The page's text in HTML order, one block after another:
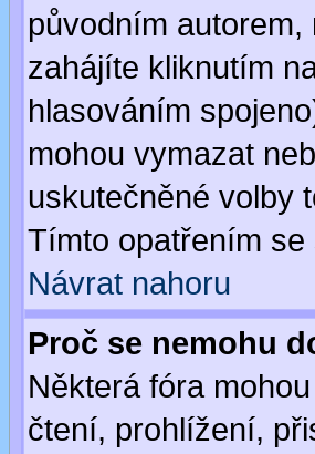
původním
zahájíte kliknutím
hlasováním
mohou vymazat
uskutečněné volby
Tímto opatřením
Návrat nahoru
Proč se nemohu
Některá fóra
čtení, prohlížení,